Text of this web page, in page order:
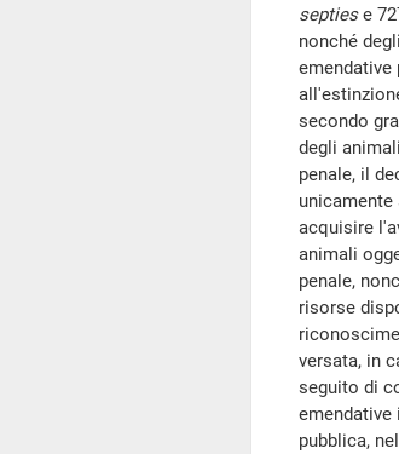
septiese
nonché
emendative
secondo
degli
penale, il
acquisire
animali
penale,
risorse
versata, in
seguito di
emendative
pubblica,